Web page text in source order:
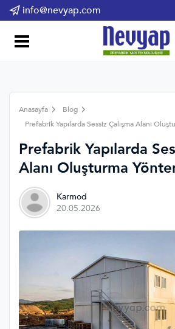
info@nevyap.com
Anasayfa
Blog
Prefabrik Yapılarda Sessiz Çalışma Alanı
Prefabrik Yapılarda
Alanı Oluşturma
Karmod
20.05.2026